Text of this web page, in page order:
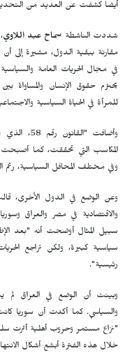
أيضاً كشفت عن العديد من التحديات
شددت الناشطة سماح عبد اللاوي
مقارنة ببقية الدول، مشيرة
في مجال الحريات العامة
يحترم حقوق الإنسان والمساواة
للمرأة في الحياة السياسية
وأضافت
المكاسب التي تحققت، كما أصبحت
وفي مختلف المحافل السياسية، رغم
وعن الوضع في الدول الأخرى،
والاقتصادية في مصر والعراق
سبيل المثال أوضحت أنه "بعد
سياسية كبيرة، ولكن تراجع
رئيسية".
وبينت أن الوضع في العراق لم
والسياسي. كما أكدت أن سوريا
"نزاع مستمر وحروب أهلية أثرت
خلال هذه الفترة أبشع أشكال